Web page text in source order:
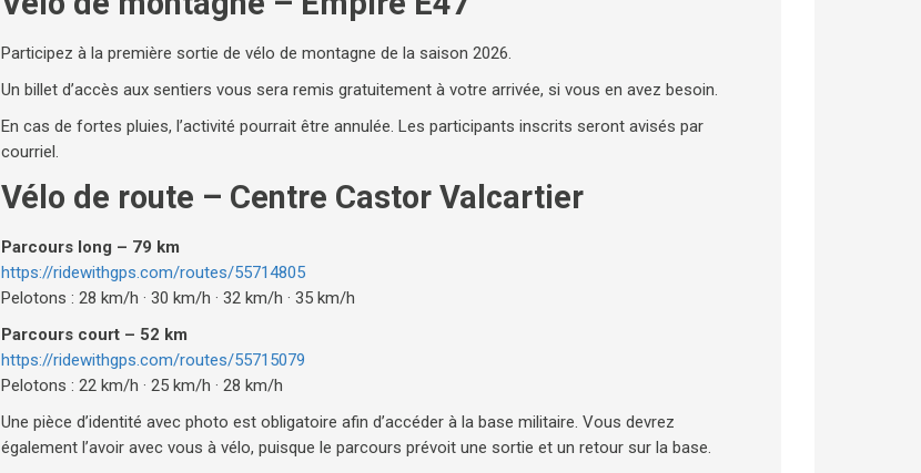
Participez à la première sortie de vélo de montagne de la saison 2026.
Un billet d’accès aux sentiers vous sera remis gratuitement à votre arrivée, si vous en avez besoin.
En cas de fortes pluies, l’activité pourrait être annulée. Les participants inscrits seront avisés par
courriel.
Vélo de route – Centre Castor Valcartier
Parcours long – 79 km
https://ridewithgps.com/routes/55714805
Pelotons : 28 km/h · 30 km/h · 32 km/h · 35 km/h
Parcours court – 52 km
https://ridewithgps.com/routes/55715079
Pelotons : 22 km/h · 25 km/h · 28 km/h
Une pièce d’identité avec photo est obligatoire afin d’accéder à la base militaire. Vous devrez
également l’avoir avec vous à vélo, puisque le parcours prévoit une sortie et un retour sur la base.